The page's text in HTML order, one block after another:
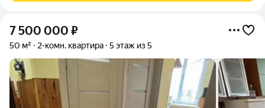
7 500 000 ₽
50 м² 2-комн. квартира 5 этаж из 5